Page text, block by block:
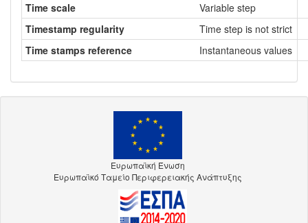
Time scale
Variable step
Timestamp regularity
Time step is not strict
Time stamps reference
Instantaneous values
Ευρωπαϊκή Ένωση
Ευρωπαϊκό Ταμείο Περιφερειακής Ανάπτυξης